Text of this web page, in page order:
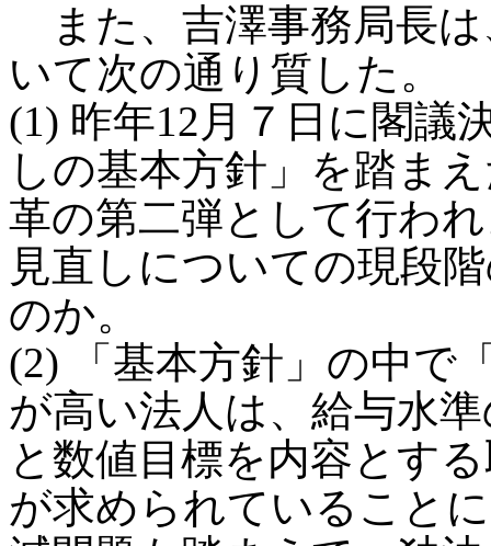
また、吉澤事務局長は
いて次の通り質した。
(1) 昨年12月７日に閣議
しの基本方針」を踏ま
革の第二弾として行わ
見直しについての現段
のか。
(2) 「基本方針」の中で
が高い法人は、給与水
と数値目標を内容とす
が求められていること